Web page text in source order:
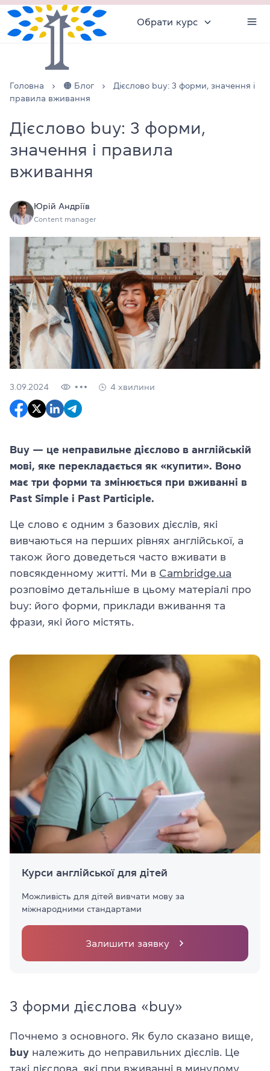
Обрати курс
Головна 🟠 Блог
Дієслово buy: 3 форми, значення і
правила вживання
Дієслово buy: 3 форми,
значення і правила
вживання
Юрій Андріїв
Content manager
3.09.2024 4 хвилини
Buy — це неправильне дієслово в англійській
мові, яке перекладається як «купити». Воно
має три форми та змінюється при вживанні в
Past Simple і Past Participle.
Це слово є одним з базових дієслів, які
вивчаються на перших рівнях англійської, а
також його доведеться часто вживати в
повсякденному житті. Ми в Cambridge.ua
розповімо детальніше в цьому матеріалі про
buy: його форми, приклади вживання та
фрази, які його містять.
Курси англійської для дітей
Можливість для дітей вивчати мову за
міжнародними стандартами
Залишити заявку
3 форми дієслова «buy»
Почнемо з основного. Як було сказано вище,
buy належить до неправильних дієслів. Це
такі дієслова, які при вживанні в минулому